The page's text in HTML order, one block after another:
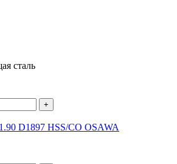
+
D1897 HSS/CO OSAWA